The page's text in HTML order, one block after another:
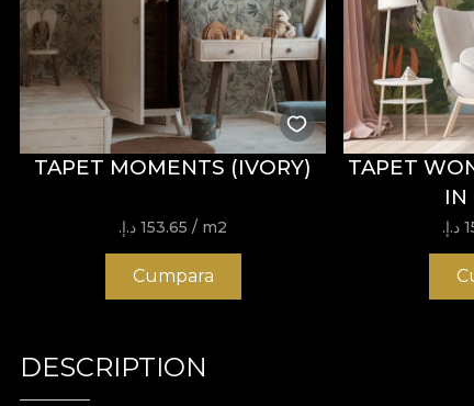
TAPET MOMENTS (IVORY)
153.65 د.إ.‏ / m2
Cumpara
TAPET
IN
DESCRIPTION